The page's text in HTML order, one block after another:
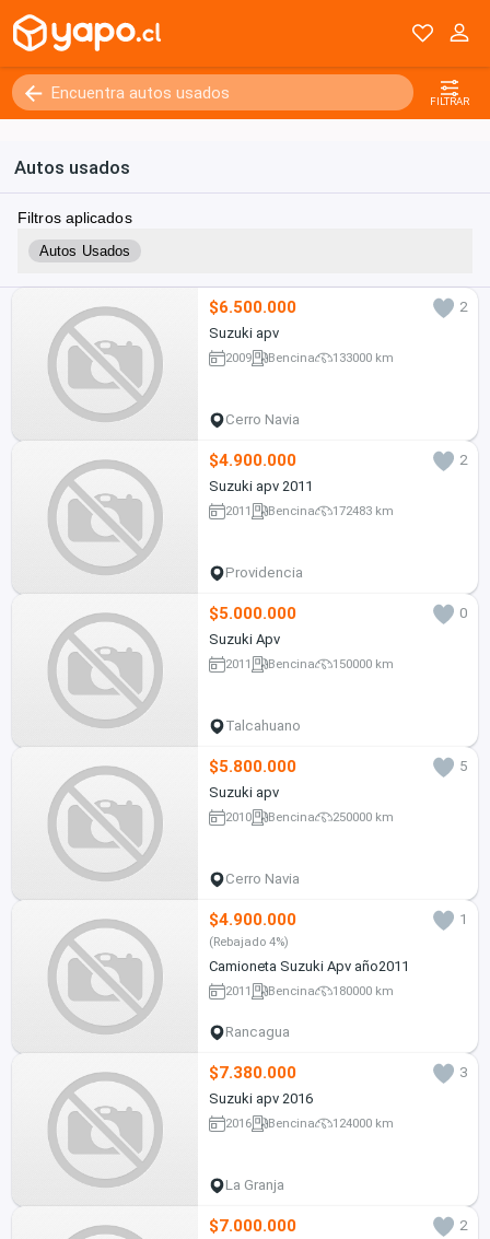
FILTRAR
Autos usados
Filtros aplicados
Autos Usados
$6.500.000
2
Suzuki apv
2009 Bencina 133000 km
Cerro Navia
$4.900.000
2
Suzuki apv 2011
2011 Bencina 172483 km
Providencia
$5.000.000
0
Suzuki Apv
2011 Bencina 150000 km
Talcahuano
$5.800.000
5
Suzuki apv
2010 Bencina 250000 km
Cerro Navia
$4.900.000 1
(Rebajado 4%)
Camioneta Suzuki Apv año2011
2011 Bencina 180000 km
Rancagua
$7.380.000
3
Suzuki apv 2016
2016 Bencina 124000 km
La Granja
$7.000.000
2